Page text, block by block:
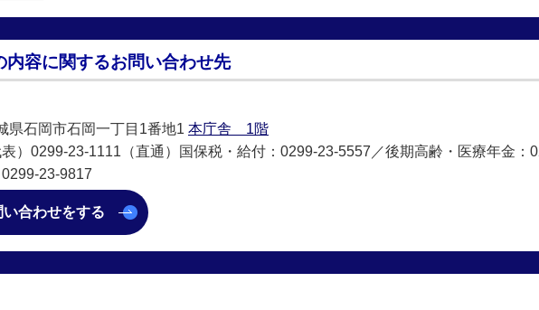
内容に関するお問い合わせ先
県石岡市石岡一丁目1番地1 本庁舎 1階
）0299-23-1111（直通）国保税・給付：0299-23-5557／後期高齢・医療年金：
23-9817
い合わせをする